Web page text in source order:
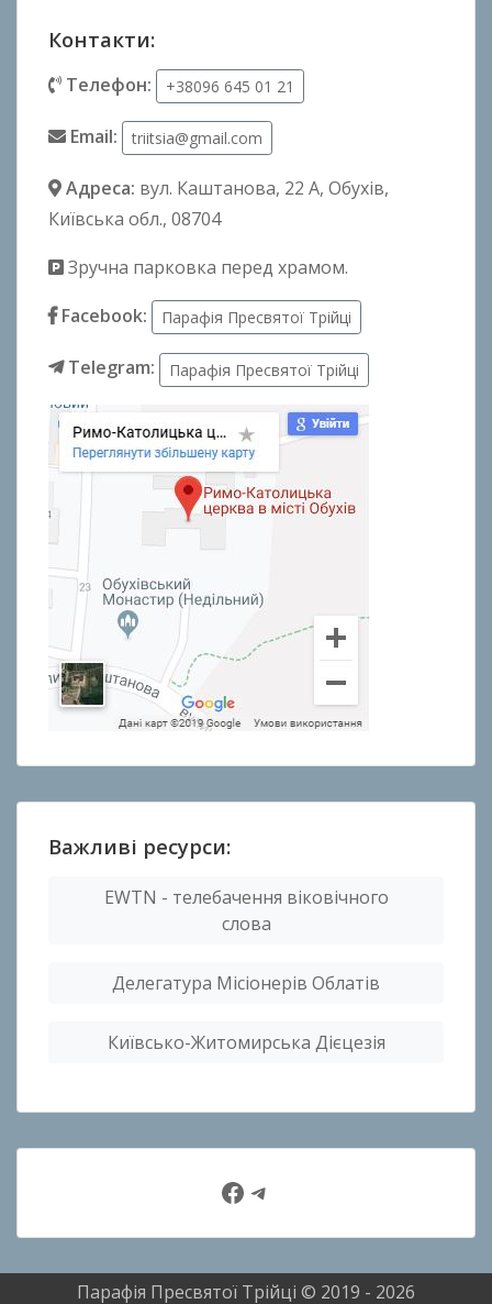
Контакти:
Телефон: +38096 645 01 21
Email: triitsia@gmail.com
Адреса: вул. Каштанова, 22 А, Обухів,
Київська обл., 08704
Зручна парковка перед храмом.
Facebook:
Парафія Пресвятої Трійці
Telegram: Парафія Пресвятої Трійці
Важливі ресурси:
EWTN - телебачення віковічного
слова
Делегатура Місіонерів Облатів
Київсько-Житомирська Дієцезія
Facebook
Telegram
Парафія Пресвятої Трійці © 2019 - 2026